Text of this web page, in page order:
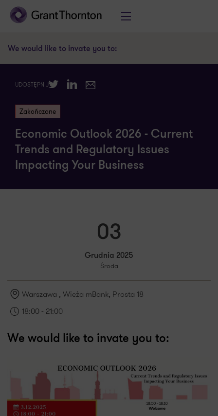
We would like to invate you to:
UDOSTĘPNIJTwitterLinkedIn
E-mail
Zakończone
Economic Outlook 2026 - Current
Trends and Regulatory Issues
Impacting Your Business
03
Grudnia 2025
Środa
Warszawa , Wieża mBank, Prosta 18
18:00 - 21:00
We would like to invate you to: